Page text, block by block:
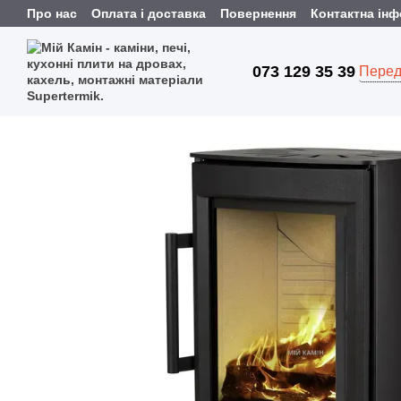
Перейти до основного контенту
Про нас Оплата і доставка Повернення Контактна
073 129 35 39